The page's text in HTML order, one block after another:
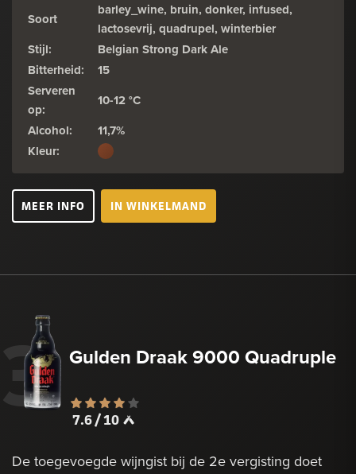
Soort
barley_wine, bruin, donker, infused,
lactosevrij, quadrupel, winterbier
Stijl:
Belgian Strong Dark Ale
Bitterheid:
15
Serveren
op:
10-12 °C
Alcohol:
11,7%
Kleur:
MEER INFO IN WINKELMAND
3 Gulden Draak 9000 Quadruple
7.6 / 10
De toegevoegde wijngist bij de 2e vergisting doet